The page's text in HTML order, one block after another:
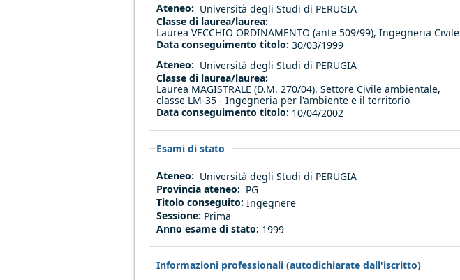
Ateneo: Università degli Studi di PERUGIA
Classe di laurea/laurea:
Laurea VECCHIO ORDINAMENTO (ante 509/99), Ingegneria Civile
Data conseguimento titolo: 30/03/1999
Ateneo: Università degli Studi di PERUGIA
Classe di laurea/laurea:
Laurea MAGISTRALE (D.M. 270/04), Settore Civile ambientale,
classe LM-35 - Ingegneria per l'ambiente e il territorio
Data conseguimento titolo: 10/04/2002
Esami di stato
Ateneo: Università degli Studi di PERUGIA
Provincia ateneo: PG
Titolo conseguito: Ingegnere
Sessione: Prima
Anno esame di stato: 1999
Informazioni professionali (autodichiarate dall'iscritto)